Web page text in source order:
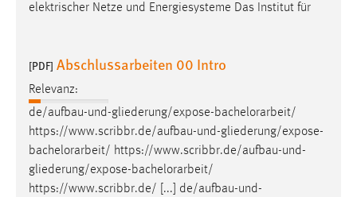
elektrischer Netze und Energiesysteme Das Institut für
[PDF] Abschlussarbeiten 00 Intro
Relevanz:
de/aufbau-und-gliederung/expose-bachelorarbeit/
https://www.scribbr.de/aufbau-und-gliederung/expose-
bachelorarbeit/ https://www.scribbr.de/aufbau-und-
gliederung/expose-bachelorarbeit/
https://www.scribbr.de/ [...] de/aufbau-und-